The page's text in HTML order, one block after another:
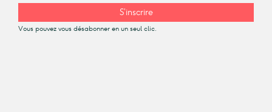
S’inscrire
Vous pouvez vous désabonner en un seul clic.